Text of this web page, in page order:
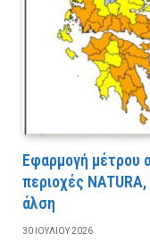
Εφαρμογή μέτρου
περιοχές
άλση
30 ΙΟΥΛΊΟΥ 2026